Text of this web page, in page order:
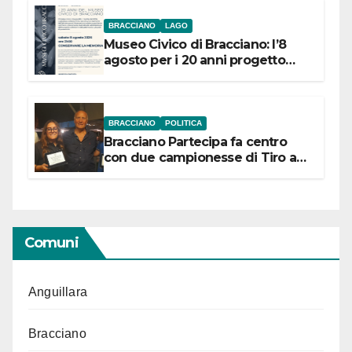
BRACCIANO LAGO
Museo Civico di Bracciano: l’8
agosto per i 20 anni progetto
BRACCIANO POLITICA
Bracciano Partecipa fa centro
con due campionesse di Tiro a
Comuni
Anguillara
Bracciano